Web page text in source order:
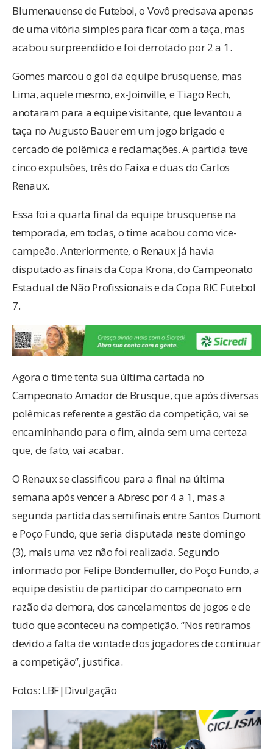
Blumenauense de Futebol, o Vovô precisava apenas
de uma vitória simples para ficar com a taça, mas
acabou surpreendido e foi derrotado por 2 a 1.
Gomes marcou o gol da equipe brusquense, mas
Lima, aquele mesmo, ex-Joinville, e Tiago Rech,
anotaram para a equipe visitante, que levantou a
taça no Augusto Bauer em um jogo brigado e
cercado de polêmica e reclamações. A partida teve
cinco expulsões, três do Faixa e duas do Carlos
Renaux.
Essa foi a quarta final da equipe brusquense na
temporada, em todas, o time acabou como vice-
campeão. Anteriormente, o Renaux já havia
disputado as finais da Copa Krona, do Campeonato
Estadual de Não Profissionais e da Copa RIC Futebol
7.
Agora o time tenta sua última cartada no
Campeonato Amador de Brusque, que após diversas
polêmicas referente a gestão da competição, vai se
encaminhando para o fim, ainda sem uma certeza
que, de fato, vai acabar.
O Renaux se classificou para a final na última
semana após vencer a Abresc por 4 a 1, mas a
segunda partida das semifinais entre Santos Dumont
e Poço Fundo, que seria disputada neste domingo
(3), mais uma vez não foi realizada. Segundo
informado por Felipe Bondemuller, do Poço Fundo, a
equipe desistiu de participar do campeonato em
razão da demora, dos cancelamentos de jogos e de
tudo que aconteceu na competição. “Nos retiramos
devido a falta de vontade dos jogadores de continuar
a competição”, justifica.
Fotos: LBF|Divulgação